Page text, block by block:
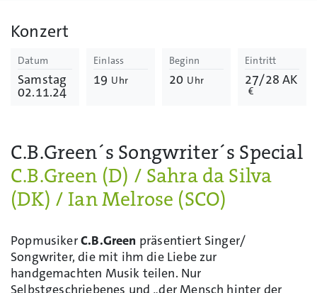
Konzert
Datum
Samstag
02.11.24
Einlass
19 Uhr
Beginn
20 Uhr
Eintritt
27/28 AK
€
C.B.Green´s Songwriter´s Special
C.B.Green (D) / Sahra da Silva
(DK) / Ian Melrose (SCO)
PopmusikerC.B.Green präsentiert Singer/
Songwriter, die mit ihm die Liebe zur
handgemachten Musik teilen. Nur